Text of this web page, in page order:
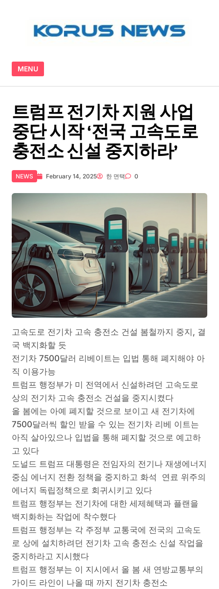
MENU
트럼프 전기차 지원 사업
중단 시작 ‘전국 고속도로
충전소 신설 중지하라’
NEWS February 14, 2025 한 면택 0
고속도로 전기차 고속 충전소 건설 봄철까지 중지, 결
국 백지화할 듯
전기차 7500달러 리베이트는 입법 통해 폐지해야 아
직 이용가능
트럼프 행정부가 미 전역에서 신설하려던 고속도로
상의 전기차 고속 충전소 건설을 중지시켰다
올 봄에는 아예 폐지할 것으로 보이고 새 전기차에
7500달러씩 할인 받을 수 있는 전기차 리베 이트는
아직 살아있으나 입법을 통해 폐지할 것으로 예고하
고 있다
도널드 트럼프 대통령은 전임자의 전기나 재생에너지
중심 에너지 전환 정책을 중지하고 화석 연료 위주의
에너지 독립정책으로 회귀시키고 있다
트럼프 행정부는 전기차에 대한 세제혜택과 플랜을
백지화하는 작업에 착수했다
트럼프 행정부는 각 주정부 교통국에 전국의 고속도
로 상에 설치하려던 전기차 고속 충전소 신설 작업을
중지하라고 지시했다
트럼프 행정부는 이 지시에서 올 봄 새 연방교통부의
가이드 라인이 나올 때 까지 전기차 충전소